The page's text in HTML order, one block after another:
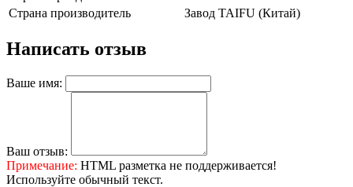
Страна производитель
Завод TAIFU (Китай)
Написать отзыв
Ваше имя:
Ваш отзыв:
Примечание: HTML разметка не поддерживается!
Используйте обычный текст.